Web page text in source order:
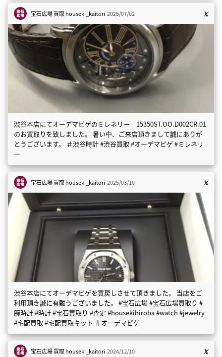
宝石広場 買取houseki_kaitori 2025/07/02
渋谷本店にてオーデマピゲのミレネリー 15350ST.OO.D002CR.01
のお買取りを致しました。 暑い中、ご来店頂きまして誠にありが
とうございます。 ＃渋谷時計 #渋谷買取 #オーデマピゲ #ミレネリ
ー
宝石広場 買取houseki_kaitori 2025/03/10
渋谷本店にてオーデマピゲを買戻しさせて頂きました。 当店をご
利用頂き誠に有難うございました。 #宝石広場 #宝石広場買取り #
腕時計 #時計 #宝石買取り #査定 #housekihiroba #watch #jewelry
#宅配買取 #宅配買取キット ＃オーデマピゲ
宝石広場 買取houseki_kaitori 2024/12/10